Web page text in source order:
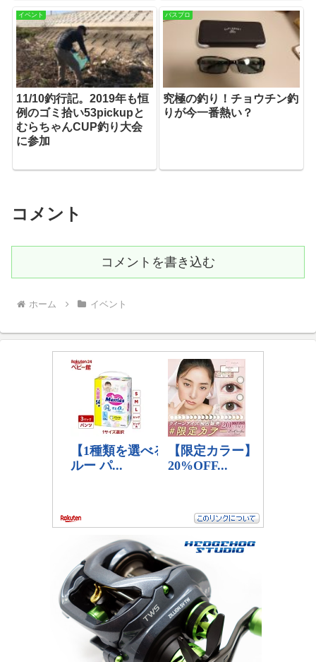
イベント
11/10釣行記。2019年も恒
例のゴミ拾い53pickupと
むらちゃんCUP釣り大会
に参加
バスプロ
究極の釣り！チョウチン釣
りが今一番熱い？
コメント
コメントを書き込む
ホーム イベント